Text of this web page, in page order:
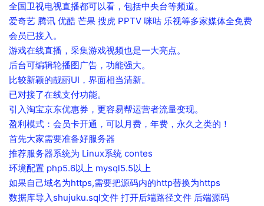
全国卫视电视直播都可以看，包括中央台等频道。
爱奇艺 腾讯 优酷 芒果 搜虎 PPTV 咪咕 乐视等多家媒体全免费
会员已接入。
游戏在线直播，采集游戏视频也是一大亮点。
后台可编辑轮播图广告，功能强大。
比较新颖的靓丽UI，界面相当清新。
已对接了在线支付功能。
引入淘宝京东优惠券，更容易帮运营者流量变现。
盈利模式：会员卡开通，可以月费，年费，永久之类的！
首先大家需要准备好服务器
推荐服务器系统为 Linux系统 contes
环境配置 php5.6以上 mysql5.5以上
如果自己域名为https,需要把源码内的http替换为https
数据库导入shujuku.sql文件 打开后端路径文件 后端源码